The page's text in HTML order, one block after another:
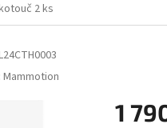
2 ks
Mammotion
1